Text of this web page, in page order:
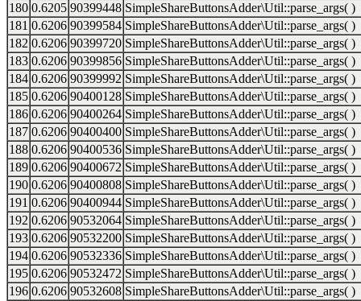
180 0.6205 90399448 SimpleShareButtonsAdder\Util::parse_args( )
181 0.6206 90399584 SimpleShareButtonsAdder\Util::parse_args( )
182 0.6206 90399720 SimpleShareButtonsAdder\Util::parse_args( )
183 0.6206 90399856 SimpleShareButtonsAdder\Util::parse_args( )
184 0.6206 90399992 SimpleShareButtonsAdder\Util::parse_args( )
185 0.6206 90400128 SimpleShareButtonsAdder\Util::parse_args( )
186 0.6206 90400264 SimpleShareButtonsAdder\Util::parse_args( )
187 0.6206 90400400 SimpleShareButtonsAdder\Util::parse_args( )
188 0.6206 90400536 SimpleShareButtonsAdder\Util::parse_args( )
189 0.6206 90400672 SimpleShareButtonsAdder\Util::parse_args( )
190 0.6206 90400808 SimpleShareButtonsAdder\Util::parse_args( )
191 0.6206 90400944 SimpleShareButtonsAdder\Util::parse_args( )
192 0.6206 90532064 SimpleShareButtonsAdder\Util::parse_args( )
193 0.6206 90532200 SimpleShareButtonsAdder\Util::parse_args( )
194 0.6206 90532336 SimpleShareButtonsAdder\Util::parse_args( )
195 0.6206 90532472 SimpleShareButtonsAdder\Util::parse_args( )
196 0.6206 90532608 SimpleShareButtonsAdder\Util::parse_args( )